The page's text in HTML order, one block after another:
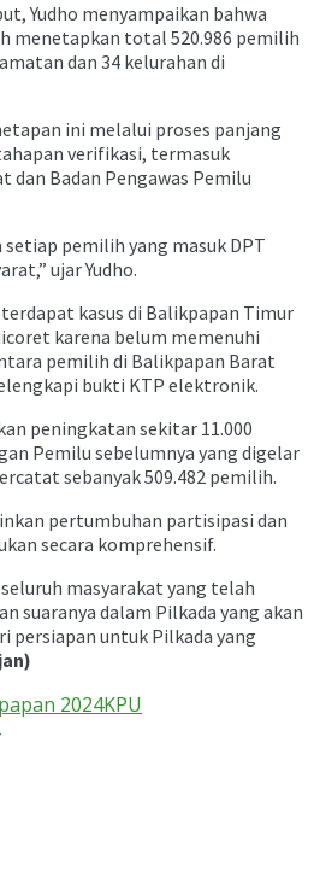
Yudho menyampaikan bahwa
menetapkan total 520.986 pemilih
dan 34 kelurahan di
ini melalui proses panjang
verifikasi, termasuk
dan Badan Pengawas Pemilu
pemilih yang masuk DPT
ujar Yudho.
kasus di Balikpapan Timur
karena belum memenuhi
pemilih di Balikpapan Barat
bukti KTP elektronik.
peningkatan sekitar 11.000
Pemilu sebelumnya yang digelar
sebanyak 509.482 pemilih.
pertumbuhan partisipasi dan
secara komprehensif.
masyarakat yang telah
suaranya dalam Pilkada yang akan
persiapan untuk Pilkada yang
2024KPU